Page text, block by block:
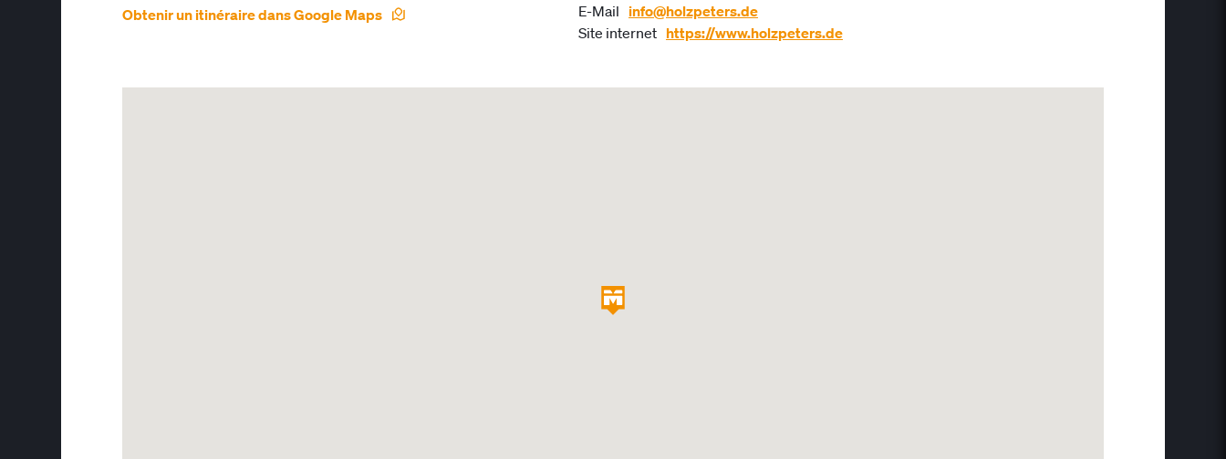
Obtenir un itinéraire dans Google Maps
E-Mail info@holzpeters.de
Site internet https://www.holzpeters.de